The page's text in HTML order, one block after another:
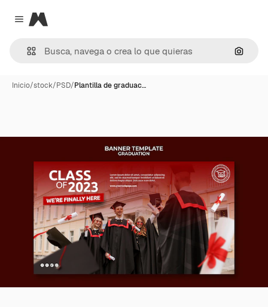
Close menu
Magnific
Inicio/stock/PSD/Plantilla de graduac…